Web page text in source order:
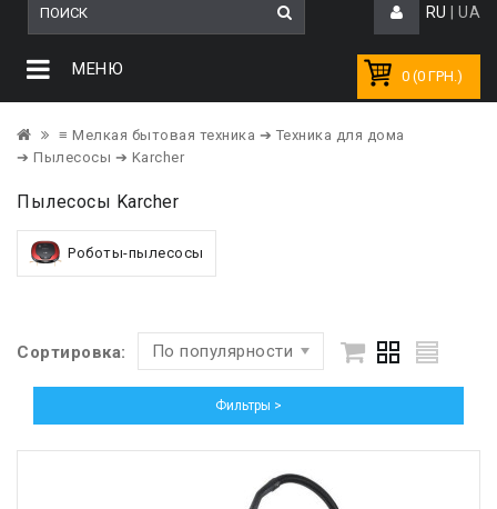
RU UA
0 (0 ГРН.)
МЕНЮ
≡ Мелкая бытовая техника ➔ Техника для дома
➔ Пылесосы ➔ Karcher
Пылесосы Karcher
Роботы-пылесосы
Сортировка: По популярности
Фильтры >